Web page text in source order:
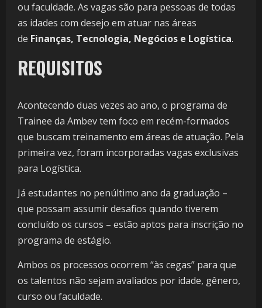
ou faculdade. As vagas são para pessoas de todas
as idades com desejo em atuar nas áreas
de Finanças, Tecnologia, Negócios e Logística.
REQUISITOS
Acontecendo duas vezes ao ano, o programa de
Trainee da Ambev tem foco em recém-formados
que buscam treinamento em áreas de atuação. Pela
primeira vez, foram incorporadas vagas exclusivas
para Logística.
Já estudantes no penúltimo ano da graduação –
que possam assumir desafios quando tiverem
concluído os cursos – estão aptos para inscrição no
programa de estágio.
Ambos os processos ocorrem “às cegas” para que
os talentos não sejam avaliados por idade, gênero,
curso ou faculdade.